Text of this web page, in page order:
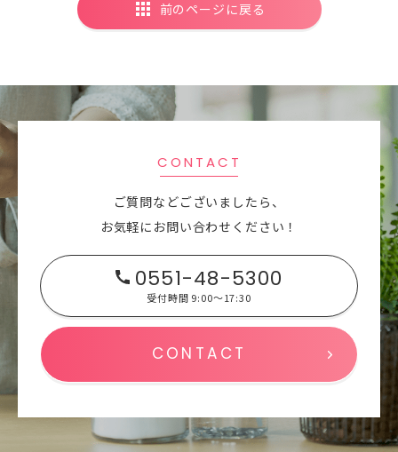
前のページに戻る
CONTACT
ご質問などございましたら、
お気軽にお問い合わせください！
0551-48-5300
受付時間 9:00～17:30
CONTACT